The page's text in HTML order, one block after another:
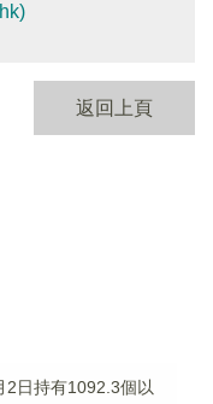
返回上頁
日持有1092.3個以